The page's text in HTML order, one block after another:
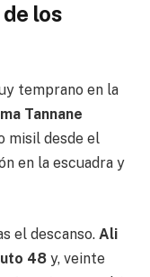
los
temprano en la
Tannane
misil desde el
en la escuadra y
el descanso. Ali
48 y, veinte